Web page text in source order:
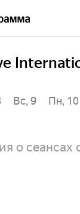
Вс, 9 Пн, 10
о сеансах